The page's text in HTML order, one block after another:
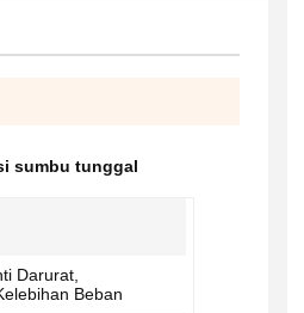
sumbu tunggal
Darurat,
Beban